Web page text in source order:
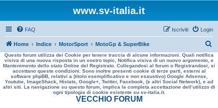
www.sv-italia.it
FAQ Login
Iscriviti
Home Indice MotorSport MotoGp & SuperBike
e
r
a
Questo forum utilizza dei Cookie per tenere traccia di alcune informazioni. Quali notifica
visiva di una nuova risposta in un vostro topic, Notifica visiva di un nuovo argomento, e
Mantenimento dello stato Online del Registrato. Collegandosi al forum o Registrandosi, si
accettano queste condizioni. Sono inoltre presenti cookie di terze parti, esterni al
software phpBB, relativi a (titolo esemplificativo e non esaustivo) Google Adsense,
Youtube, ImageShack, Histats, Google+, Twitter, Facebook, (e altri Social Network), e ad
altri siti. La navigazione su questo forum, implica la completa accettazione dell’utilizzo di
ogni tipologia di cookie esistente su sv-italia.it.
VECCHIO FORUM